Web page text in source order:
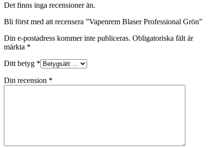
Det finns inga recensioner än.
Bli först med att recensera ”Vapenrem Blaser Professional Grön”
Din e-postadress kommer inte publiceras. Obligatoriska fält är
märkta *
Ditt betyg *
Din recension *